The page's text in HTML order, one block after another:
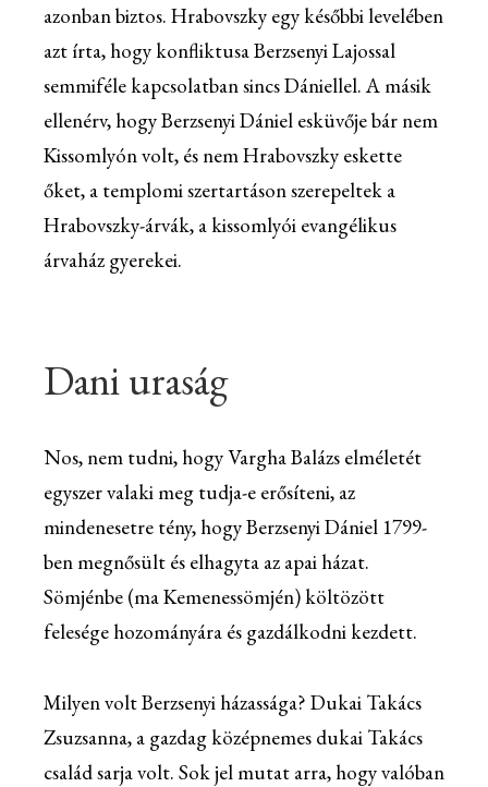
azonban biztos. Hrabovszky egy későbbi levelében
azt írta, hogy konfliktusa Berzsenyi Lajossal
semmiféle kapcsolatban sincs Dániellel. A másik
ellenérv, hogy Berzsenyi Dániel esküvője bár nem
Kissomlyón volt, és nem Hrabovszky eskette
őket, a templomi szertartáson szerepeltek a
Hrabovszky-árvák, a kissomlyói evangélikus
árvaház gyerekei.
Dani uraság
Nos, nem tudni, hogy Vargha Balázs elméletét
egyszer valaki meg tudja-e erősíteni, az
mindenesetre tény, hogy Berzsenyi Dániel 1799-
ben megnősült és elhagyta az apai házat.
Sömjénbe (ma Kemenessömjén) költözött
felesége hozományára és gazdálkodni kezdett.
Milyen volt Berzsenyi házassága? Dukai Takács
Zsuzsanna, a gazdag középnemes dukai Takács
család sarja volt. Sok jel mutat arra, hogy valóban